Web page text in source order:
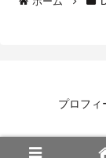
プロフィ
©